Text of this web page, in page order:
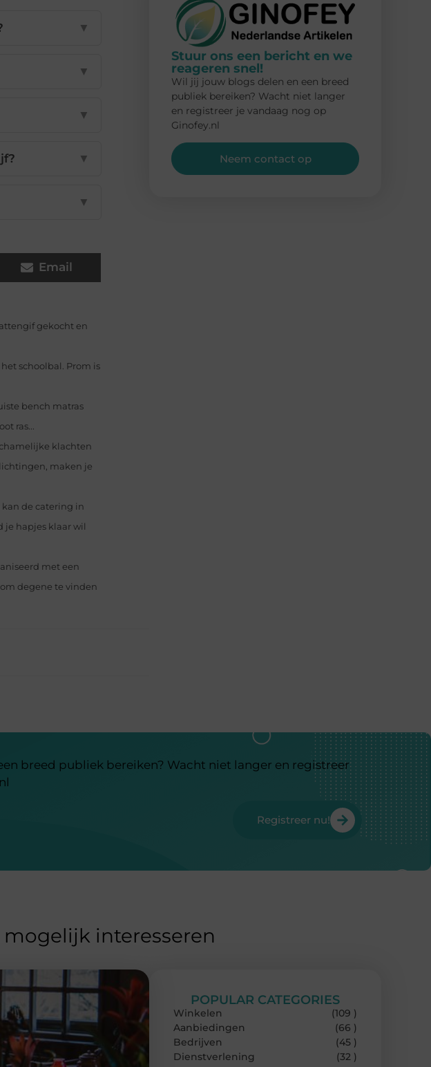
▼
▼
▼
▼
▼
Email
gekocht en
schoolbal. Prom is
bench matras
ras...
klachten
maken je
kan de catering in
hapjes klaar wil
met een
degene te vinden
Stuur ons een bericht en we
reageren snel!
Wil jij jouw blogs delen en een breed
publiek bereiken? Wacht niet langer
en registreer je vandaag nog op
Ginofey.nl
Neem contact op
breed publiek bereiken? Wacht niet langer en registreer
Registreer nu!
mogelijk interesseren
POPULAR CATEGORIES
Winkelen
(109 )
Aanbiedingen
(66 )
Bedrijven
(45 )
Dienstverlening
(32 )